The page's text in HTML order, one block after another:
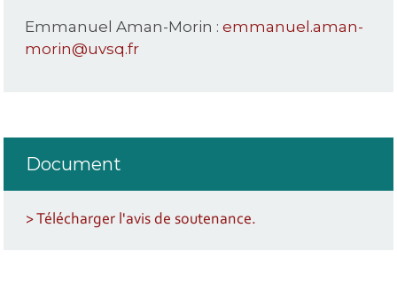
Emmanuel Aman-Morin :emmanuel.aman-
morin@uvsq.fr
Document
> Télécharger l'avis de soutenance.